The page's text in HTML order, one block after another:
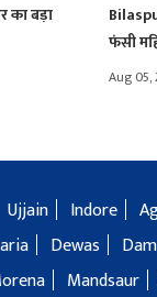
का बड़ा
फंसी
Aug 05,
Ujjain Indore
Dewas
Mandsaur